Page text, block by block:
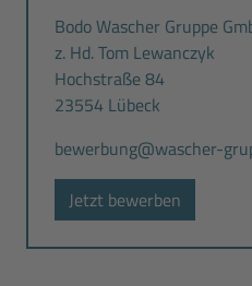
Bodo Wascher Gruppe
z. Hd. Tom Lewanczyk
Hochstraße 84
23554 Lübeck
bewerbung@wascher-
Jetzt bewerben